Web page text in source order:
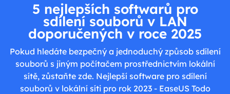
5 nejlepších softwarů pro
sdílení souborů v LAN
doporučených v roce 2025
Pokud hledáte bezpečný a jednoduchý způsob sdílení
souborů s jiným počítačem prostřednictvím lokální
sítě, zůstaňte zde. Nejlepší software pro sdílení
souborů v lokální síti pro rok 2023 - EaseUS Todo